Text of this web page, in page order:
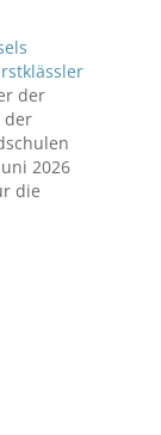
der
der
2026
die